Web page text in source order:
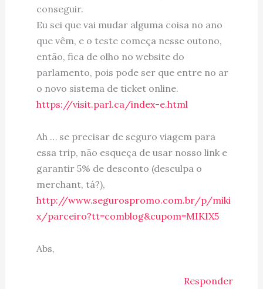
conseguir.
Eu sei que vai mudar alguma coisa no ano
que vêm, e o teste começa nesse outono,
então, fica de olho no website do
parlamento, pois pode ser que entre no ar
o novo sistema de ticket online.
https://visit.parl.ca/index-e.html
Ah … se precisar de seguro viagem para
essa trip, não esqueça de usar nosso link e
garantir 5% de desconto (desculpa o
merchant, tá?),
http://www.segurospromo.com.br/p/miki
x/parceiro?tt=comblog&cupom=MIKIX5
Abs,
Responder